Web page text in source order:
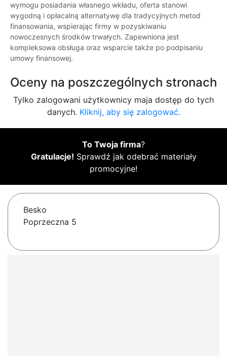
wymogu posiadania własnego wkładu, oferta stanowi
wygodną i opłacalną alternatywę dla tradycyjnych metod
finansowania, wspierając firmy w pozyskiwaniu
nowoczesnych środków trwałych. Zapewniona jest
kompleksowa obsługa oraz wsparcie także po podpisaniu
umowy finansowej.
Oceny na poszczególnych stronach
Tylko zalogowani użytkownicy maja dostęp do tych
danych. Kliknij, aby się zalogować.
To Twoja firma?
Gratulacje! Sprawdź jak odebrać materiały
promocyjne!
Besko
Poprzeczna 5